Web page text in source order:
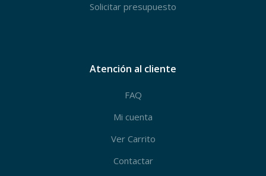
Solicitar presupuesto
Atención al cliente
FAQ
Mi cuenta
Ver Carrito
Contactar